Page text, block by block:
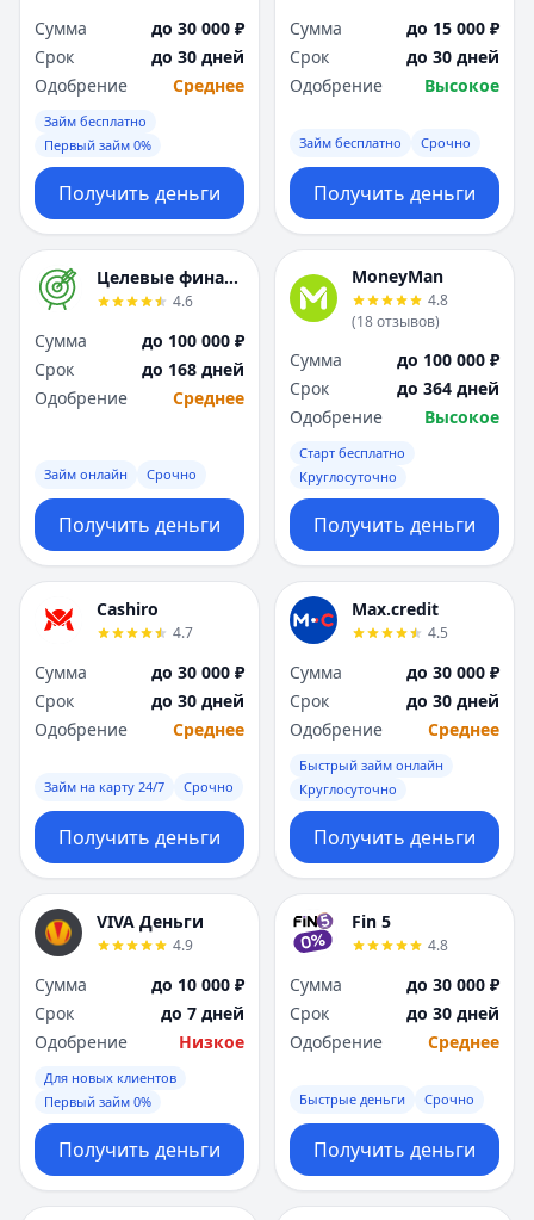
Ульяновск
Х
Ч
Чебоксары
Челябинск
Чита
Я
Ярославль
Вся Россия
Ульяновск
Х
Ч
Чебоксары
Челябинск
Чита
Я
Ярославль
Вся Россия
Сумма
до 30 000 ₽
Срок
до 30 дней
Одобрение
Среднее
Займ бесплатно
Первый займ 0%
Получить деньги
Сумма
до 15 000 ₽
Срок
до 30 дней
Одобрение
Высокое
Займ бесплатно Срочно
Получить деньги
Целевые финансы
4.6
Сумма
до 100 000 ₽
Срок
до 168 дней
Одобрение
Среднее
Займ онлайн Срочно
Получить деньги
MoneyMan
4.8
(18отзывов)
Сумма
до 100 000 ₽
Срок
до 364 дней
Одобрение
Высокое
Старт бесплатно
Круглосуточно
Получить деньги
Cashiro
4.7
Сумма
до 30 000 ₽
Срок
до 30 дней
Одобрение
Среднее
Займ на карту 24/7 Срочно
Получить деньги
Max.credit
4.5
Сумма
до 30 000 ₽
Срок
до 30 дней
Одобрение
Среднее
Быстрый займ онлайн
Круглосуточно
Получить деньги
VIVA Деньги
4.9
Сумма
до 10 000 ₽
Срок
до 7 дней
Одобрение
Низкое
Для новых клиентов
Первый займ 0%
Получить деньги
Fin 5
4.8
Сумма
до 30 000 ₽
Срок
до 30 дней
Одобрение
Среднее
Быстрые деньги Срочно
Получить деньги